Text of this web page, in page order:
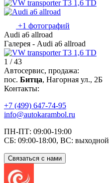
+1 фотографий
Audi a6 allroad
Галерея - Audi a6 allroad
1 / 43
Автосервис, продажа:
пос. Битца, Нагорная ул., 2Б
Контакты:
+7 (499) 647-74-95
info@autokarambol.ru
ПН-ПТ: 09:00-19:00
СБ: 09:00-18:00, ВС: выходной
Связаться с нами